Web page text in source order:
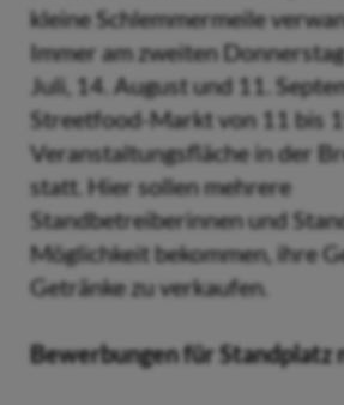
kleine Schlemmermeile
Immer am zweiten
Juli, 14. August und 11.
Streetfood-Markt von 11 bis
Veranstaltungsfläche in der
statt. Hier sollen mehrere
Standbetreiberinnen und
Möglichkeit bekommen, ihre
Getränke zu verkaufen.
Bewerbungen für Standplatz